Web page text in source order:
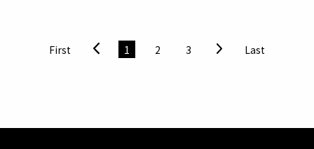
8月6日，連續兩次延期也引起投資人高度關注，部分股東認
為此舉已影響資金安排。金管會證期局於例行記者會中表
利延後發放，多半是因假日或颱風等不可抗力因素所致，因
First 1 2 3 Last